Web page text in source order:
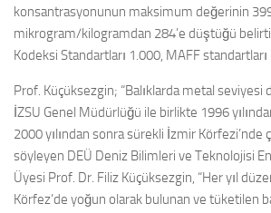
konsantrasyonunun maksimum değerinin
mikrogram/kilogramdan 284’e düştüğü
Kodeksi Standartları 1.000, MAFF standartları
Prof. Küçüksezgin; “Balıklarda metal seviyesi
İZSU Genel Müdürlüğü ile birlikte 1996
2000 yılından sonra sürekli İzmir Körfezi’nde
söyleyen DEÜ Deniz Bilimleri ve Teknolojisi
Üyesi Prof. Dr. Filiz Küçüksezgin, “Her yıl
Körfez’de yoğun olarak bulunan ve tüketilen